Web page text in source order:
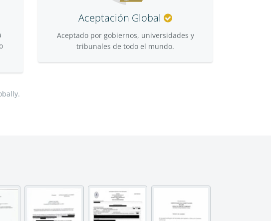
Aceptación Global
Aceptado por gobiernos, universidades y
tribunales de todo el mundo.